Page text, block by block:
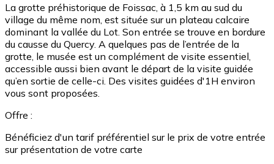
La grotte préhistorique de Foissac, à 1,5 km au sud du
village du même nom, est située sur un plateau calcaire
dominant la vallée du Lot. Son entrée se trouve en bordure
du causse du Quercy. A quelques pas de l’entrée de la
grotte, le musée est un complément de visite essentiel,
accessible aussi bien avant le départ de la visite guidée
qu’en sortie de celle-ci. Des visites guidées d'1H environ
vous sont proposées.
Offre :
Bénéficiez d'un tarif préférentiel sur le prix de votre entrée
sur présentation de votre carte